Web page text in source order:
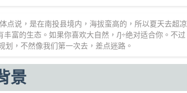
点说，是在南投县境内，海拔蛮高的，所以夏天去超凉
富的生态。如果你喜欢大自然，Ԓ÷绝对适合你。不过
，不然像我们第一次去，差点迷路。
景